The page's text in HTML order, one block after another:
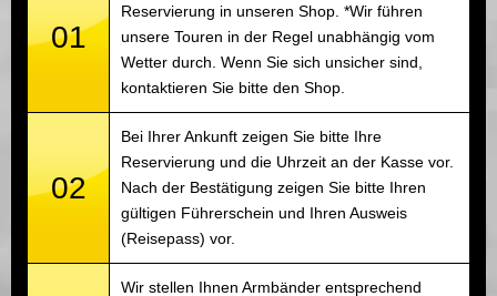
01
Reservierung in unseren Shop. *Wir führen
unsere Touren in der Regel unabhängig vom
Wetter durch. Wenn Sie sich unsicher sind,
kontaktieren Sie bitte den Shop.
02
Bei Ihrer Ankunft zeigen Sie bitte Ihre
Reservierung und die Uhrzeit an der Kasse vor.
Nach der Bestätigung zeigen Sie bitte Ihren
gültigen Führerschein und Ihren Ausweis
(Reisepass) vor.
Wir stellen Ihnen Armbänder entsprechend